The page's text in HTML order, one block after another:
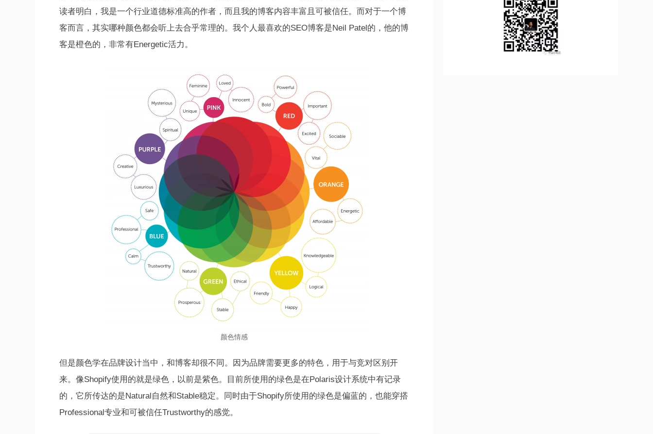
读者明白，我是一个行业道德标准高的作者，而且我的博客内容丰富且可被信任。而对于一个博
客而言，其实哪种颜色都会听上去合乎常理的。我个人最喜欢的SEO博客是Neil Patel的，他的博
客是橙色的，非常有Energetic活力。
颜色情感
但是颜色学在品牌设计当中，和博客却很不同。因为品牌需要更多的特色，用于与竞对区别开
来。像Shopify使用的就是绿色，以前是紫色。目前所使用的绿色是在Polaris设计系统中有记录
的，它所传达的是Natural自然和Stable稳定。同时由于Shopify所使用的绿色是偏蓝的，也能穿搭
Professional专业和可被信任Trustworthy的感觉。